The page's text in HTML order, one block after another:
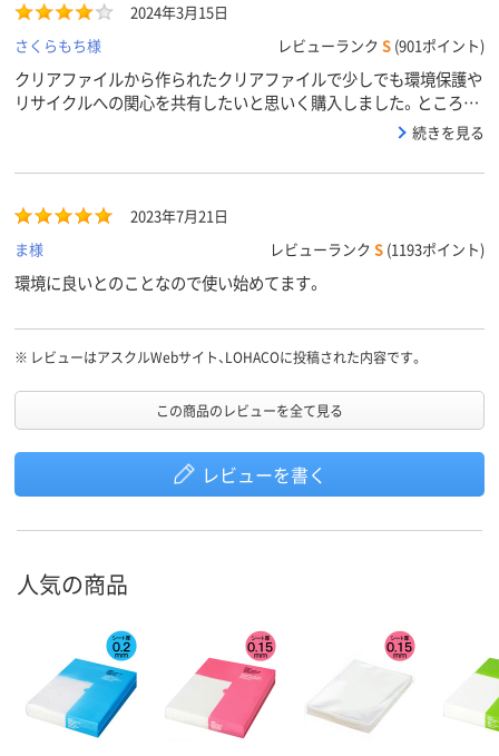
2024年3月15日
さくらもち様
レビューランク S (901ポイント)
クリアファイルから作られたクリアファイルで少しでも環境保護や
リサイクルへの関心を共有したいと思いく購入しました。ところど
ころ、プツプツした部分があるものの、日常使用に問題なく使えま
続きを見る
2023年7月21日
ま様
レビューランク S (1193ポイント)
環境に良いとのことなので使い始めてます。
※ レビューはアスクルWebサイト、LOHACOに投稿された内容です。
この商品のレビューを全て見る
レビューを書く
人気の商品